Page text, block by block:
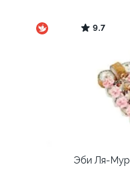
9.7
Эби Ля-Мур